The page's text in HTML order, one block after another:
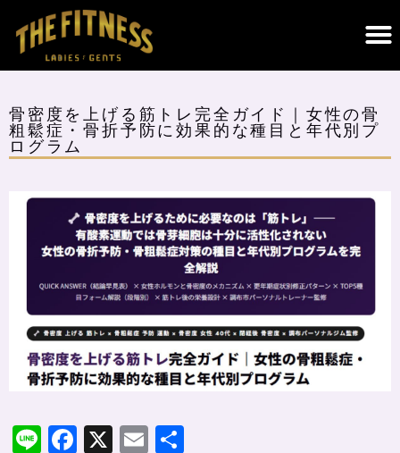
骨密度を上げる筋トレ完全ガイド｜女性の骨
粗鬆症・骨折予防に効果的な種目と年代別プ
ログラム
LineFacebook
X Email